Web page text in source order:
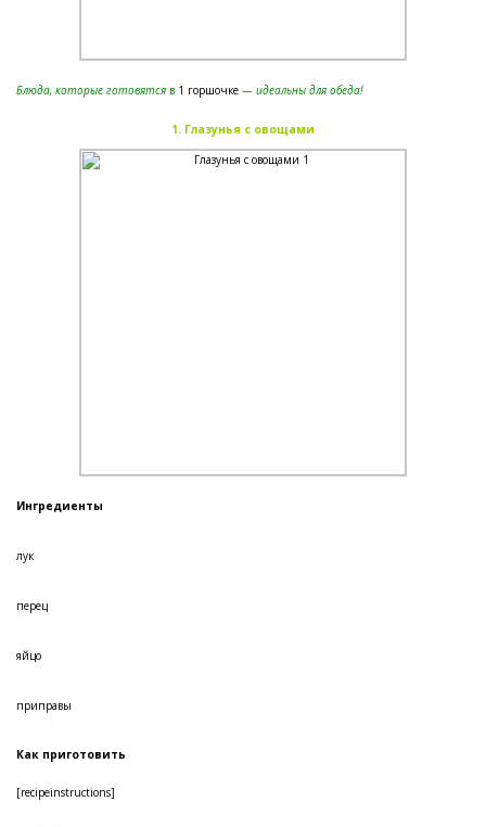
Блюда, которые готовятся в 1 горшочке — идеальны для обеда!
1. Глазунья с овощами
Ингредиенты
лук
перец
яйцо
приправы
Как приготовить
[recipeinstructions]